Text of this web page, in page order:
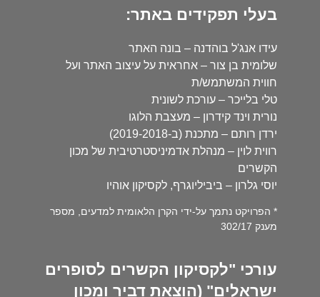
בעלי תפקידים באתר:
עידו אנג'ל בוהדנה – בונה האתר
שלומית בן צור – אחראית על עיצוב האתר ועל
חווית המשתמש/ת
טלי בלייכר – עורכת לשונית
נורית וינד קידרון – מעצבת הלוגו
ירדן רותם – מתכנת (ב-2019-2018)
רווית לוין – מנהלת אדמיניסטרטיבית של מכון
הקשרים
יוסי גלרון – ביביליוגרף, לקסיקון אוהיו
* הפרויקט נתמך על-ידי הקרן הלאומית למדעים, מספר
מענק 302/17
עורכי "לקסיקון הקשרים לסופרים
ישראלים" (הוצאת דביר ומכון